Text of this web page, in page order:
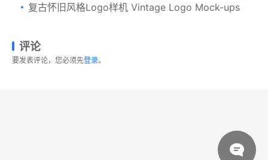
复古怀旧风格Logo样机 Vintage Logo Mock-ups
评论
要发表评论，您必须先登录。